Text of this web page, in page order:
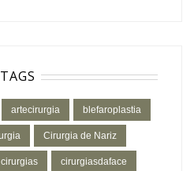
TAGS
artecirurgia blefaroplastia
Cirurgia de Nariz
cirurgias cirurgiasdaface